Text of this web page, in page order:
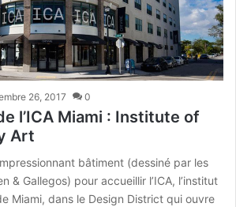
26, 2017 0
l’ICA Miami : Institute of
Art
bâtiment (dessiné par les
& Gallegos) pour accueillir l’ICA, l’institut
Miami, dans le Design District qui ouvre